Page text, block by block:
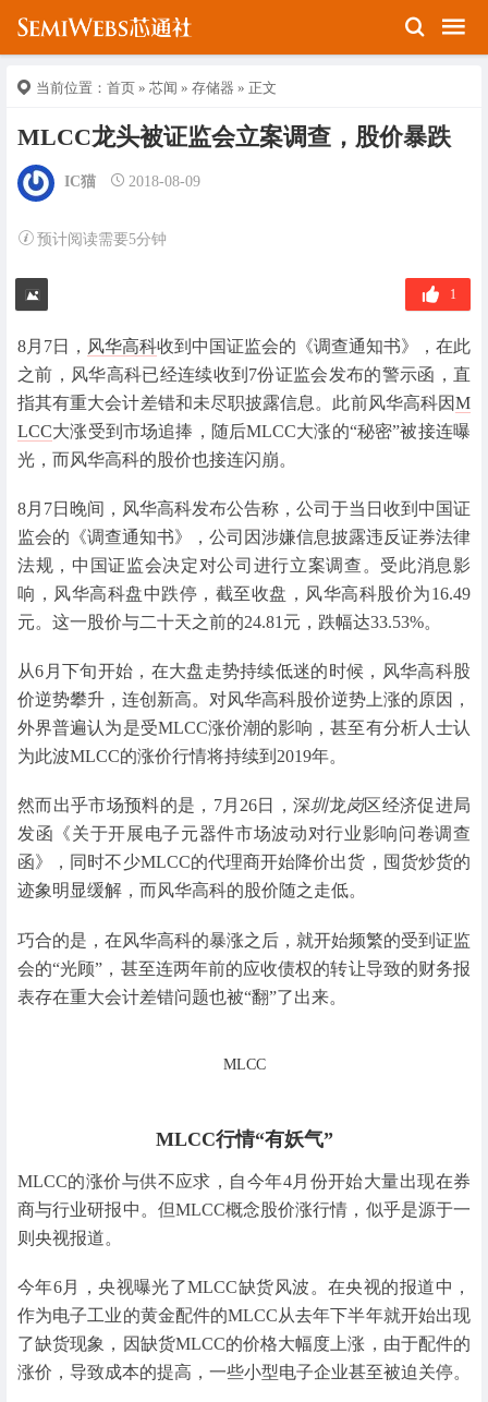
当前位置： 首页 » 芯闻 » 存储器 » 正文
MLCC龙头被证监会立案调查，股价暴跌
IC猫 2018-08-09
预计阅读需要5分钟
1
8月7日， 风华高科收到中国证监会的《调查通知书》，在此
之前，风华高科已经连续收到7份证监会发布的警示函，直
指其有重大会计差错和未尽职披露信息。此前风华高科因M
LCC大涨受到市场追捧，随后MLCC大涨的“秘密”被接连曝
光，而风华高科的股价也接连闪崩。
8月7日晚间，风华高科发布公告称，公司于当日收到中国证
监会的《调查通知书》，公司因涉嫌信息披露违反证券法律
法规，中国证监会决定对公司进行立案调查。受此消息影
响，风华高科盘中跌停，截至收盘，风华高科股价为16.49
元。这一股价与二十天之前的24.81元，跌幅达33.53%。
从6月下旬开始，在大盘走势持续低迷的时候，风华高科股
价逆势攀升，连创新高。对风华高科股价逆势上涨的原因，
外界普遍认为是受MLCC涨价潮的影响，甚至有分析人士认
为此波MLCC的涨价行情将持续到2019年。
然而出乎市场预料的是，7月26日，深圳龙岗区经济促进局
发函《关于开展电子元器件市场波动对行业影响问卷调查
函》，同时不少MLCC的代理商开始降价出货，囤货炒货的
迹象明显缓解，而风华高科的股价随之走低。
巧合的是，在风华高科的暴涨之后，就开始频繁的受到证监
会的“光顾”，甚至连两年前的应收债权的转让导致的财务报
表存在重大会计差错问题也被“翻”了出来。
MLCC
MLCC行情“有妖气”
MLCC的涨价与供不应求，自今年4月份开始大量出现在券
商与行业研报中。但MLCC概念股价涨行情，似乎是源于一
则央视报道。
今年6月，央视曝光了MLCC缺货风波。在央视的报道中，
作为电子工业的黄金配件的MLCC从去年下半年就开始出现
了缺货现象，因缺货MLCC的价格大幅度上涨，由于配件的
涨价，导致成本的提高，一些小型电子企业甚至被迫关停。